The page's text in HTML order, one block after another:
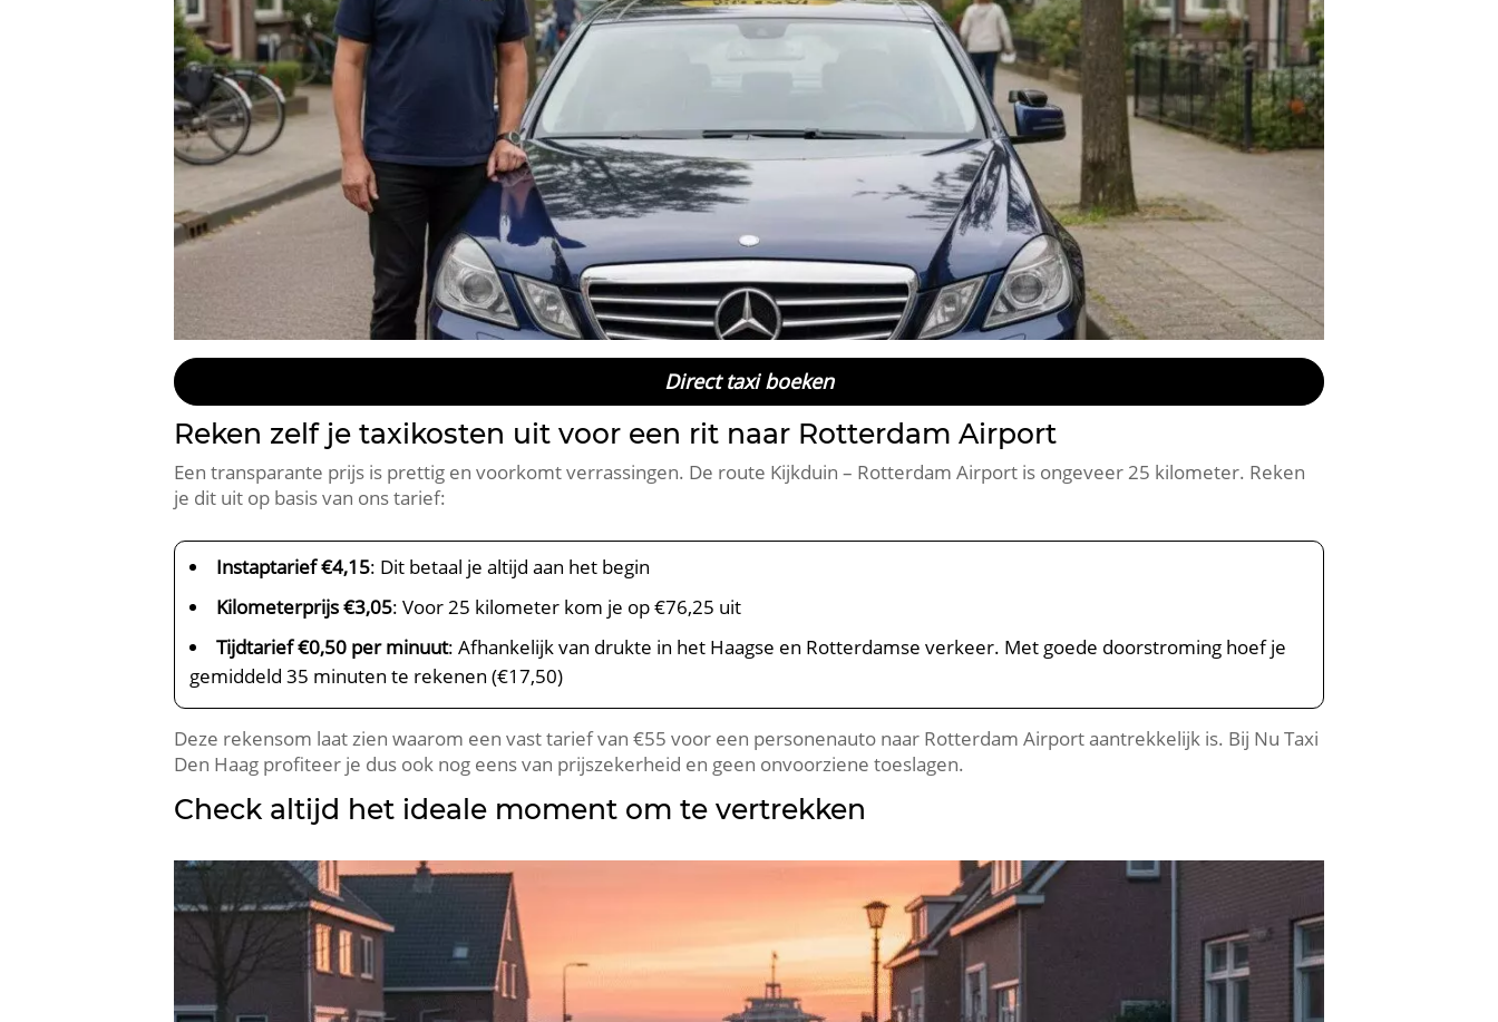
Direct taxi boeken
Reken zelf je taxikosten uit voor een rit naar Rotterdam Airport
Een transparante prijs is prettig en voorkomt verrassingen. De route Kijkduin – Rotterdam Airport is ongeveer 25 kilometer. Reken
je dit uit op basis van ons tarief:
Instaptarief €4,15: Dit betaal je altijd aan het begin
Kilometerprijs €3,05: Voor 25 kilometer kom je op €76,25 uit
Tijdtarief €0,50 per minuut: Afhankelijk van drukte in het Haagse en Rotterdamse verkeer. Met goede doorstroming hoef je
gemiddeld 35 minuten te rekenen (€17,50)
Deze rekensom laat zien waarom een vast tarief van €55 voor een personenauto naar Rotterdam Airport aantrekkelijk is. Bij Nu Taxi
Den Haag profiteer je dus ook nog eens van prijszekerheid en geen onvoorziene toeslagen.
Check altijd het ideale moment om te vertrekken